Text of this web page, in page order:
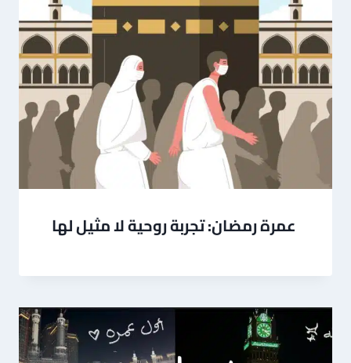
عمرة رمضان: تجربة روحية لا مثيل لها